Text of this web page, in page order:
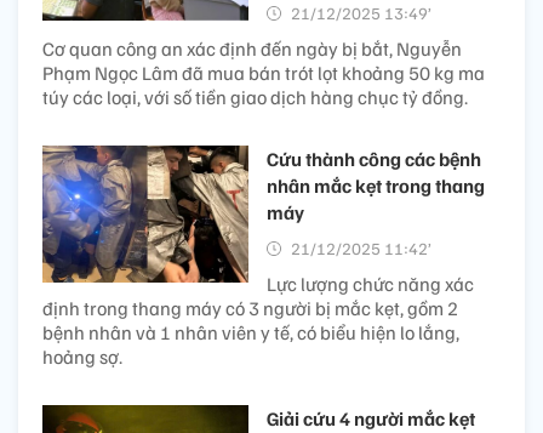
21/12/2025 13:49’
Cơ quan công an xác định đến ngày bị bắt, Nguyễn
Phạm Ngọc Lâm đã mua bán trót lọt khoảng 50 kg ma
túy các loại, với số tiền giao dịch hàng chục tỷ đồng.
Cứu thành công các bệnh
nhân mắc kẹt trong thang
máy
21/12/2025 11:42’
Lực lượng chức năng xác
định trong thang máy có 3 người bị mắc kẹt, gồm 2
bệnh nhân và 1 nhân viên y tế, có biểu hiện lo lắng,
hoảng sợ.
Giải cứu 4 người mắc kẹt